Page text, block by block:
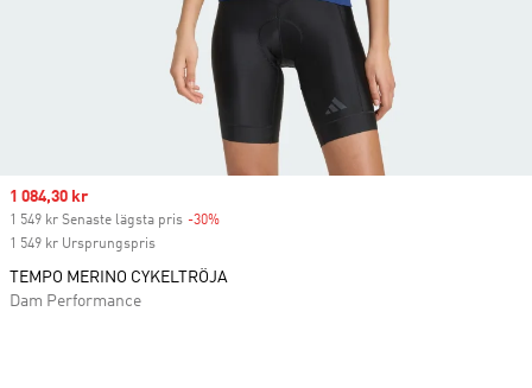
Sale price
1 084,30 kr
1 549 kr Senaste lägsta pris -30%
1 549 kr Ursprungspris
TEMPO MERINO CYKELTRÖJA
Dam Performance